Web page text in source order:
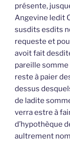
présente,
Angevine ledit
susdits esdits
requeste et
avoit fait
pareille somme
reste à paier
dessus
de ladite
verra estre à
d’hypothèque
aultrement